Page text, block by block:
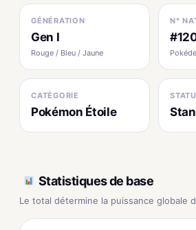
GÉNÉRATION
Gen I
Rouge / Bleu / Jaune
N°
CATÉGORIE
Pokémon Étoile
Statistiques de base
Le total détermine la puissance globale